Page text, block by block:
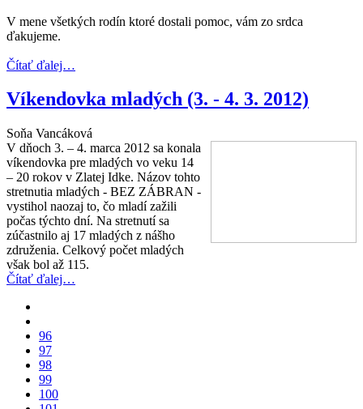
V mene všetkých rodín ktoré dostali pomoc, vám zo srdca
ďakujeme.
Čítať ďalej…
Víkendovka mladých (3. - 4. 3. 2012)
Soňa Vancáková
V dňoch 3. – 4. marca 2012 sa konala
víkendovka pre mladých vo veku 14
– 20 rokov v Zlatej Idke. Názov tohto
stretnutia mladých - BEZ ZÁBRAN -
vystihol naozaj to, čo mladí zažili
počas týchto dní. Na stretnutí sa
zúčastnilo aj 17 mladých z nášho
združenia. Celkový počet mladých
však bol až 115.
Čítať ďalej…
96
97
98
99
100